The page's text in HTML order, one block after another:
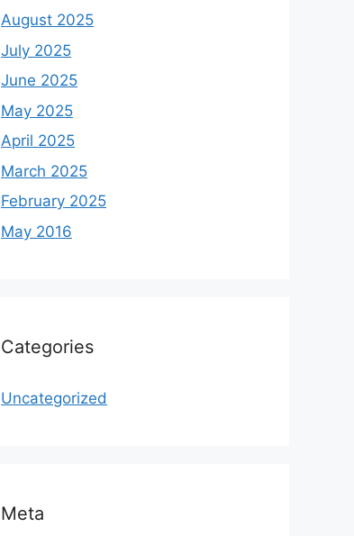
August 2025
July 2025
June 2025
May 2025
April 2025
March 2025
February 2025
May 2016
Categories
Uncategorized
Meta